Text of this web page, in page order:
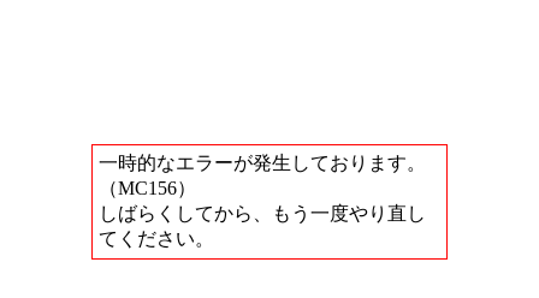
一時的なエラーが発生しております。
（MC156）
しばらくしてから、もう一度やり直し
てください。